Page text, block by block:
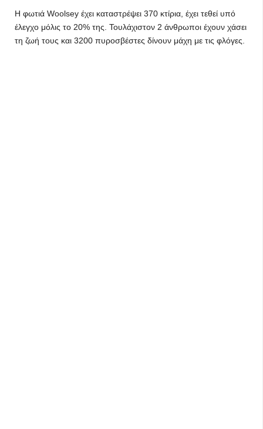
Η φωτιά Woolsey έχει καταστρέψει 370 κτίρια, έχει τεθεί υπό
έλεγχο μόλις το 20% της. Τουλάχιστον 2 άνθρωποι έχουν χάσει
τη ζωή τους και 3200 πυροσβέστες δίνουν μάχη με τις φλόγες.